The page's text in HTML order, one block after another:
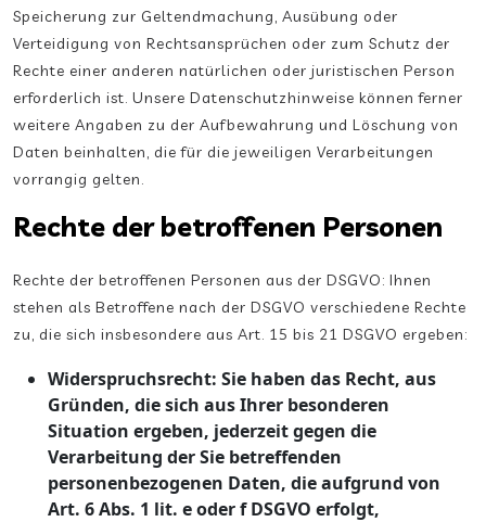
Speicherung zur Geltendmachung, Ausübung oder
Verteidigung von Rechtsansprüchen oder zum Schutz der
Rechte einer anderen natürlichen oder juristischen Person
erforderlich ist. Unsere Datenschutzhinweise können ferner
weitere Angaben zu der Aufbewahrung und Löschung von
Daten beinhalten, die für die jeweiligen Verarbeitungen
vorrangig gelten.
Rechte der betroffenen Personen
Rechte der betroffenen Personen aus der DSGVO: Ihnen
stehen als Betroffene nach der DSGVO verschiedene Rechte
zu, die sich insbesondere aus Art. 15 bis 21 DSGVO ergeben:
Widerspruchsrecht: Sie haben das Recht, aus
Gründen, die sich aus Ihrer besonderen
Situation ergeben, jederzeit gegen die
Verarbeitung der Sie betreffenden
personenbezogenen Daten, die aufgrund von
Art. 6 Abs. 1 lit. e oder f DSGVO erfolgt,